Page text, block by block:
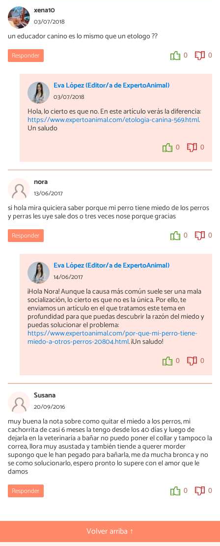
04/07/2018
Hola @xena10, un caso tan grave requiere la visita de un
especialista, preferiblemente un etólogo, para poder empezar
sesiones de modificación de conducta en un campo de trabajo. Si
va a ser más complicada de trabajar.
Xena10
04/07/2018
Sí lo se ya está en manos de una educadora y ya está tomando
antidepresivos pero no se como va todo,nunca había tenido
hacemos es lo correcto.
Mercè Garcia
10/07/2018
Buenas tardes Xena, es importante resaltar que el miedo es uno
de los problemas de comportamiento más complicados de tratar,
ya que prácticamente en todos los casos persiste (aunque sea de
forma leve) a lo largo de la vida del animal.
Puede ser que tardes un tiempo en observar mejoría, pero al ser
un tratamiento acompañado de fármacos lo normal sería que
empezaras a ver un cambio de comportamiento en cuestión de
pocos días o pocas semanas.
El tema de las pautas debe estar totalmente adaptado al caso,
por lo que debes explicarle al educador que está llevando tu caso
todo lo que ocurre, para que te explique cómo actuar.
xena10
03/07/2018
un educador canino es lo mismo que un etologo ??
Responder 0 0
Eva López (Editor/a de ExpertoAnimal)
03/07/2018
Hola, lo cierto es que no. En este artículo verás la diferencia:
https://www.expertoanimal.com/etologia-canina-569.html.
Un saludo
0 0
nora
13/06/2017
si hola mira quiciera saber porque mi perro tiene miedo de los perros
y perras les uye sale dos o tres veces nose porque gracias
Responder 0 0
Eva López (Editor/a de ExpertoAnimal)
14/06/2017
¡Hola Nora! Aunque la causa más común suele ser una mala
socialización, lo cierto es que no es la única. Por ello, te
enviamos un artículo en el que tratamos este tema en
profundidad para que puedas descubrir la razón del miedo y
puedas solucionar el problema:
https://www.expertoanimal.com/por-que-mi-perro-tiene-
miedo-a-otros-perros-20804.html. ¡Un saludo!
0 0
Susana
20/09/2016
muy buena la nota sobre como quitar el miedo a los perros, mi
cachorrita de casi 6 meses la tengo desde los 40 días y luego de
dejarla en la veterinaria a bañar no puedo poner el collar y tampoco la
correa, llora muy asustada y también tiende a querer morder
supongo que le han pegado para bañarla, me da mucha bronca y no
se como solucionarlo, espero pronto lo supere con el amor que le
damos
Responder 0 0
Volver arriba ↑